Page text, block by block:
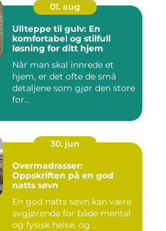
01. aug
Ullteppe til gulv: En
komfortabel og stilfull
løsning for ditt hjem
Når man skal innrede et
hjem, er det ofte de små
detaljene som gjør den store
for...
30. jun
Overmadrasser:
Oppskriften på en god
natts søvn
En god natts søvn kan være
avgjørende for både mental
og fysisk helse, og ...